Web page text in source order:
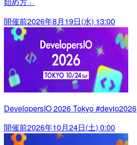
開催前2026年8月19日(水) 13:00
DevelopersIO 2026 Tokyo #devio2026
開催前2026年10月24日(土) 0:00